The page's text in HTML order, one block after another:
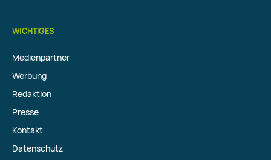
WICHTIGES
Medienpartner
Werbung
Redaktion
Presse
Kontakt
Datenschutz